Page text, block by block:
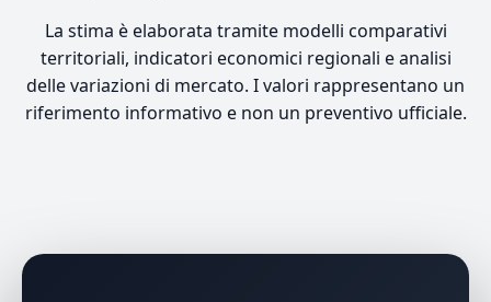
La stima è elaborata tramite modelli comparativi
territoriali, indicatori economici regionali e analisi
delle variazioni di mercato. I valori rappresentano un
riferimento informativo e non un preventivo ufficiale.